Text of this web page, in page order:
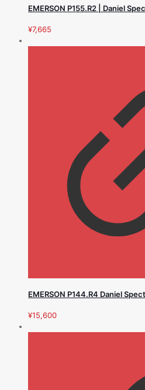
EMERSON P155.R2 | Daniel
¥7,665
EMERSON P144.R4 Daniel
¥15,600